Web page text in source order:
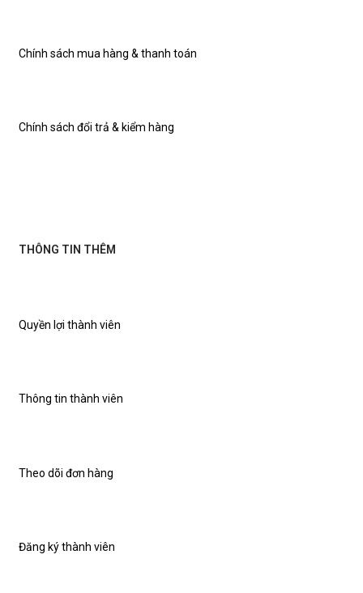
THÔNG TIN THÊM
Quyền lợi thành viên
Thông tin thành viên
Theo dõi đơn hàng
Đăng ký thành viên
Chính sách mua hàng & thanh toán
Chính sách đổi trả & kiểm hàng